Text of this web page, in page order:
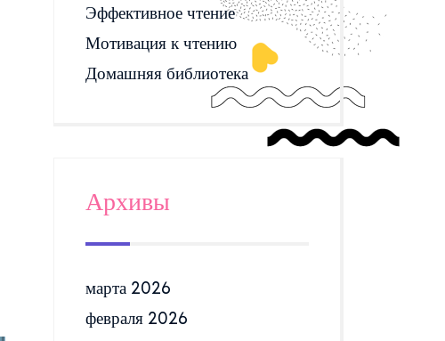
Эффективное чтение
Мотивация к чтению
Домашняя библиотека
Архивы
марта 2026
февраля 2026